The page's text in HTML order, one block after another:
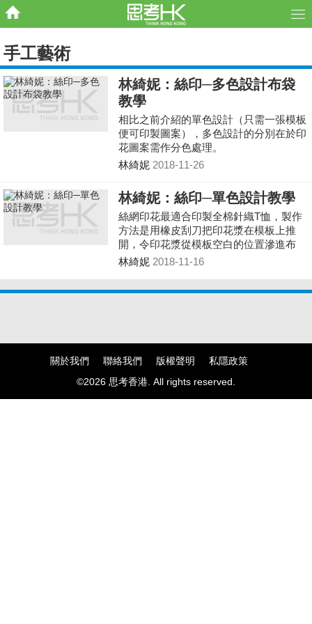
手工藝術
林綺妮：絲印─多色設計布袋
教學
相比之前介紹的單色設計（只需一張模板
便可印製圖案），多色設計的分別在於印
花圖案需作分色處理。
林綺妮 2018-11-26
林綺妮：絲印─單色設計教學
絲網印花最適合印製全棉針織T恤，製作
方法是用橡皮刮刀把印花漿在模板上推
開，令印花漿從模板空白的位置滲進布
料，圖案便會印製在服飾之上。
林綺妮 2018-11-16
關於我們 聯絡我們 版權聲明
私隱政策
©2026 思考香港. All rights reserved.